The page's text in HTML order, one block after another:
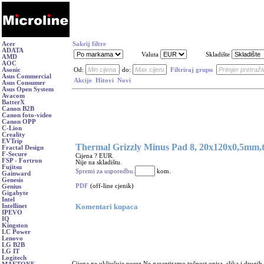
Acer
ADATA
AMD
AOC
Asonic
Asus Commercial
Asus Consumer
Asus Open System
Avacom
BatterX
Canon B2B
Canon foto-video
Canon OPP
C-Lion
Creality
EVTrip
Fractal Design
F-Secure
FSP - Fortron
Fujitsu
Gainward
Genesis
Genius
Gigabyte
Intel
Intellinet
IPEVO
IQ
Kingston
LC Power
Lenovo
LG B2B
LG IT
Logitech
Sakrij filtre
Valuta
Skladište
Od: do:
Filtriraj grupu
Akcije Hitovi Novi
Thermal Grizzly Minus Pad 8,
Cijena ? EUR.
Nije na skladištu.
Spremi za usporedbu.
kom.
PDF (off-line cjenik)
Komentari kupaca